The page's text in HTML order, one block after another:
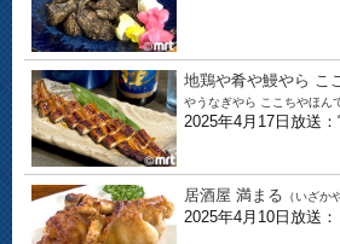
地鶏や肴や鰻やら こ
やうなぎやら ここちやほん
2025年4月17日放送
居酒屋 満まる （いざか
2025年4月10日放送：